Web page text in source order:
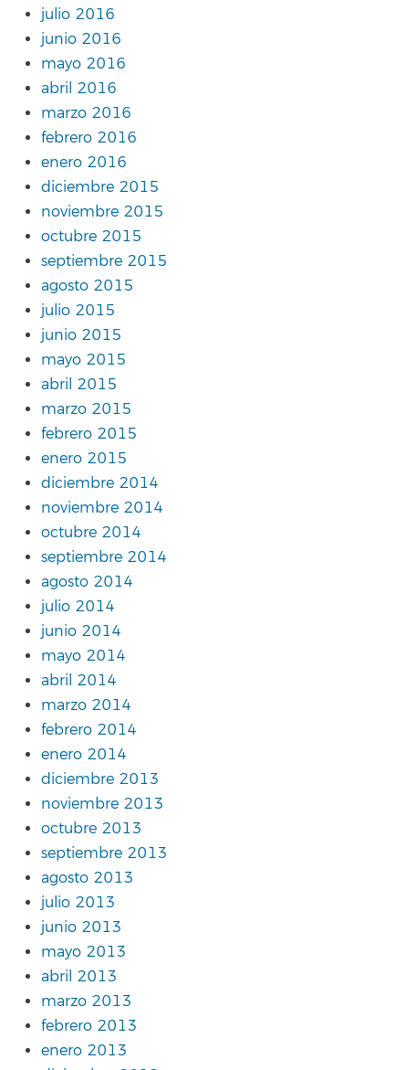
julio 2016
junio 2016
mayo 2016
abril 2016
marzo 2016
febrero 2016
enero 2016
diciembre 2015
noviembre 2015
octubre 2015
septiembre 2015
agosto 2015
julio 2015
junio 2015
mayo 2015
abril 2015
marzo 2015
febrero 2015
enero 2015
diciembre 2014
noviembre 2014
octubre 2014
septiembre 2014
agosto 2014
julio 2014
junio 2014
mayo 2014
abril 2014
marzo 2014
febrero 2014
enero 2014
diciembre 2013
noviembre 2013
octubre 2013
septiembre 2013
agosto 2013
julio 2013
junio 2013
mayo 2013
abril 2013
marzo 2013
febrero 2013
enero 2013